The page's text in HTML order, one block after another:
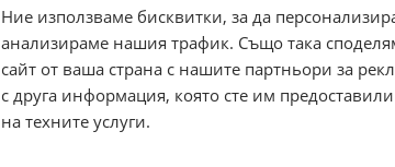
Ние използваме бисквитки, за да
анализираме нашия трафик. Също така
сайт от ваша страна с нашите партньори за
с друга информация, която сте им
на техните услуги.